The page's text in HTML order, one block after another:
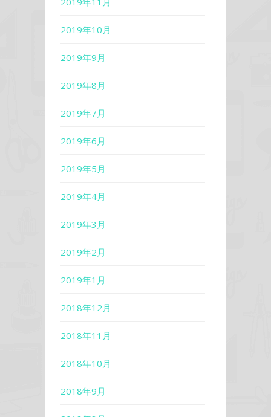
2019年10月
2019年9月
2019年8月
2019年7月
2019年6月
2019年5月
2019年4月
2019年3月
2019年2月
2019年1月
2018年12月
2018年11月
2018年10月
2018年9月